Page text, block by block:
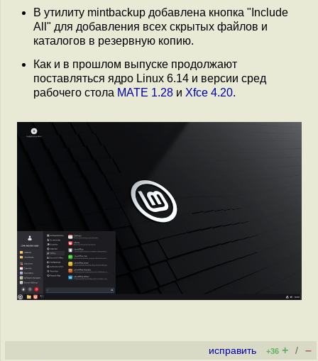
В утилиту mintbackup добавлена кнопка "Include
All" для добавления всех скрытых файлов и
каталогов в резервную копию.
Как и в прошлом выпуске продолжают
поставляться ядро Linux 6.14 и версии сред
рабочего стола MATE 1.28 и Xfce 4.20.
исправить +36 + / –